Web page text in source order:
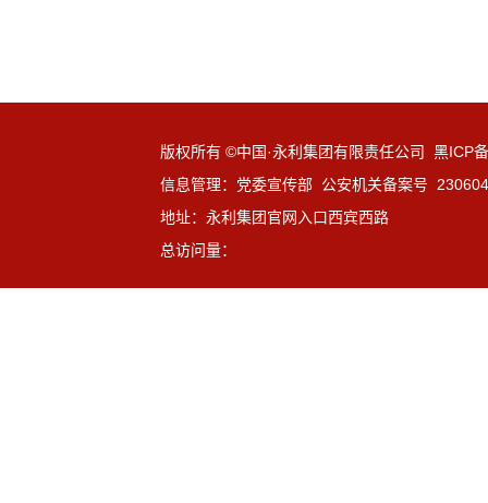
版权所有 ©中国·永利集团有限责任公司 黑ICP
信息管理：党委宣传部 公安机关备案号
地址：永利集团官网入口西宾西路
总访问量：